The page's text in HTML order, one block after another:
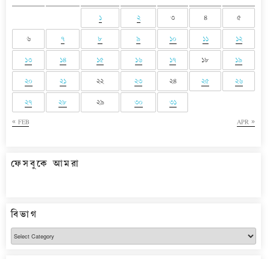
« FEB APR »
১ ২ ৩ ৪ ৫
৬ ৭ ৮ ৯ ১০ ১১ ১২
১৩ ১৪ ১৫ ১৬ ১৭ ১৮ ১৯
২০ ২১ ২২ ২৩ ২৪ ২৫ ২৬
২৭ ২৮ ২৯ ৩০ ৩১
ফেসবুকে আমরা
বিভাগ
বিভাগ